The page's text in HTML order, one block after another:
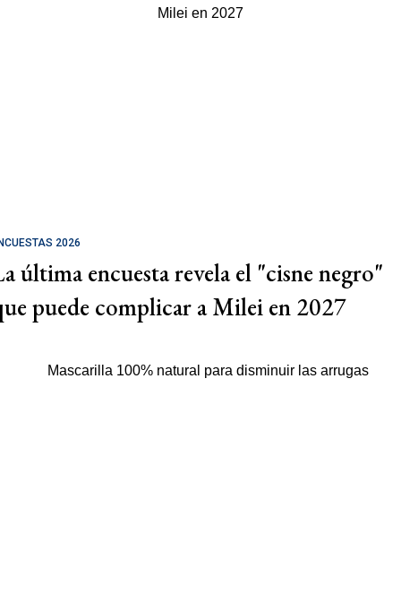
2026
última encuesta revela el "cisne negro"
puede complicar a Milei en 2027